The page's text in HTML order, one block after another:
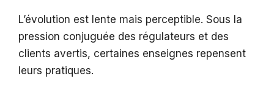
L’évolution est lente mais perceptible. Sous la
pression conjuguée des régulateurs et des
clients avertis, certaines enseignes repensent
leurs pratiques.